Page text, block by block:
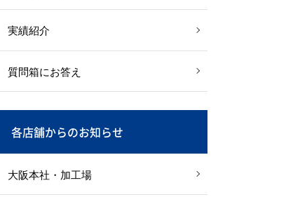
実績紹介
質問箱にお答え
各店舗からのお知らせ
大阪本社・加工場